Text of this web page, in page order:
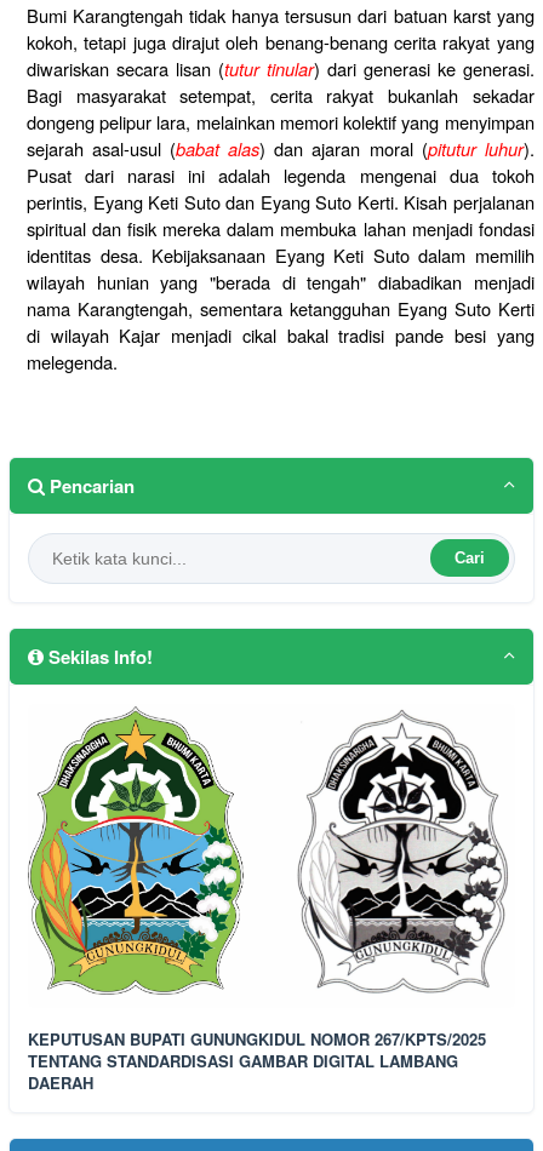
Bumi Karangtengah tidak hanya tersusun dari batuan karst yang
kokoh, tetapi juga dirajut oleh benang-benang cerita rakyat yang
diwariskan secara lisan (tutur tinular) dari generasi ke generasi.
Bagi masyarakat setempat, cerita rakyat bukanlah sekadar
dongeng pelipur lara, melainkan memori kolektif yang menyimpan
sejarah asal-usul (babat alas) dan ajaran moral (pitutur luhur).
Pusat dari narasi ini adalah legenda mengenai dua tokoh
perintis, Eyang Keti Suto dan Eyang Suto Kerti. Kisah perjalanan
spiritual dan fisik mereka dalam membuka lahan menjadi fondasi
identitas desa. Kebijaksanaan Eyang Keti Suto dalam memilih
wilayah hunian yang "berada di tengah" diabadikan menjadi
nama Karangtengah, sementara ketangguhan Eyang Suto Kerti
di wilayah Kajar menjadi cikal bakal tradisi pande besi yang
melegenda.
Pencarian
Cari
Sekilas Info!
KEPUTUSAN BUPATI GUNUNGKIDUL NOMOR 267/KPTS/2025
TENTANG STANDARDISASI GAMBAR DIGITAL LAMBANG
DAERAH